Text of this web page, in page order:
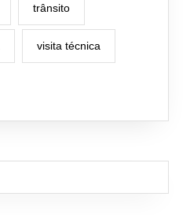
trânsito
visita técnica